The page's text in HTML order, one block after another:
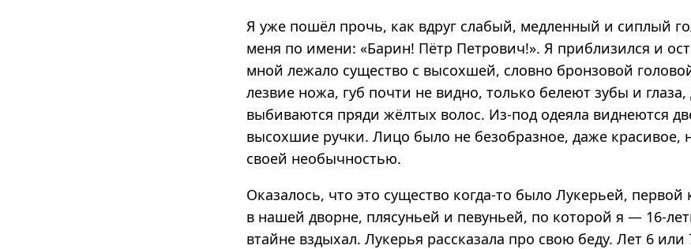
Я уже пошёл прочь, как вдруг слабый, медленный и сиплый
меня по имени: «Барин! Пётр Петрович!». Я приблизился и
мной лежало существо с высохшей, словно бронзовой
лезвие ножа, губ почти не видно, только белеют зубы и глаза,
выбиваются пряди жёлтых волос. Из-под одеяла виднеются
высохшие ручки. Лицо было не безобразное, даже красивое,
своей необычностью.
Оказалось, что это существо когда-то было Лукерьей, первой
в нашей дворне, плясуньей и певуньей, по которой я — 16-
втайне вздыхал. Лукерья рассказала про свою беду. Лет 6